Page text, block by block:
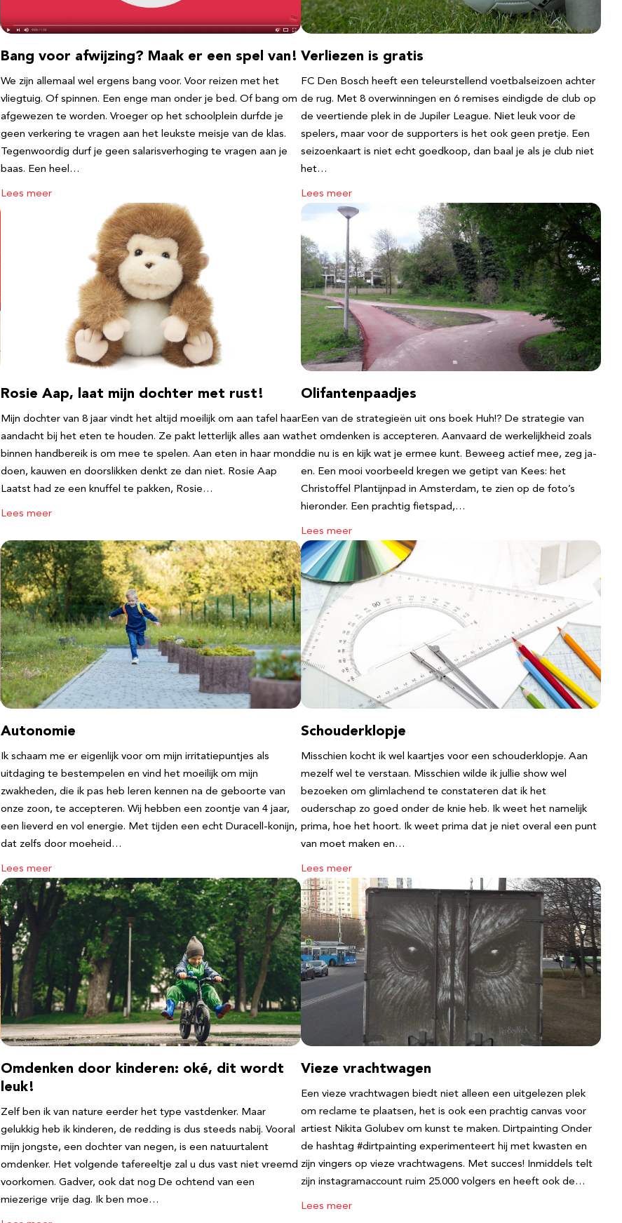
Bang voor afwijzing? Maak er een spel van!
We zijn allemaal wel ergens bang voor. Voor reizen met het
vliegtuig. Of spinnen. Een enge man onder je bed. Of bang om
afgewezen te worden. Vroeger op het schoolplein durfde je
geen verkering te vragen aan het leukste meisje van de klas.
Tegenwoordig durf je geen salarisverhoging te vragen aan je
baas. Een heel…
Lees meer
Verliezen is gratis
FC Den Bosch heeft een teleurstellend voetbalseizoen achter
de rug. Met 8 overwinningen en 6 remises eindigde de club op
de veertiende plek in de Jupiler League. Niet leuk voor de
spelers, maar voor de supporters is het ook geen pretje. Een
seizoenkaart is niet echt goedkoop, dan baal je als je club niet
het…
Lees meer
Rosie Aap, laat mijn dochter met rust!
Mijn dochter van 8 jaar vindt het altijd moeilijk om aan tafel haar
aandacht bij het eten te houden. Ze pakt letterlijk alles aan wat
binnen handbereik is om mee te spelen. Aan eten in haar mond
doen, kauwen en doorslikken denkt ze dan niet. Rosie Aap
Laatst had ze een knuffel te pakken, Rosie…
Lees meer
Olifantenpaadjes
Een van de strategieën uit ons boek Huh!? De strategie van
het omdenken is accepteren. Aanvaard de werkelijkheid zoals
die nu is en kijk wat je ermee kunt. Beweeg actief mee, zeg ja-
en. Een mooi voorbeeld kregen we getipt van Kees: het
Christoffel Plantijnpad in Amsterdam, te zien op de foto’s
hieronder. Een prachtig fietspad,…
Lees meer
Autonomie
Ik schaam me er eigenlijk voor om mijn irritatiepuntjes als
uitdaging te bestempelen en vind het moeilijk om mijn
zwakheden, die ik pas heb leren kennen na de geboorte van
onze zoon, te accepteren. Wij hebben een zoontje van 4 jaar,
een lieverd en vol energie. Met tijden een echt Duracell-konijn,
dat zelfs door moeheid…
Lees meer
Schouderklopje
Misschien kocht ik wel kaartjes voor een schouderklopje. Aan
mezelf wel te verstaan. Misschien wilde ik jullie show wel
bezoeken om glimlachend te constateren dat ik het
ouderschap zo goed onder de knie heb. Ik weet het namelijk
prima, hoe het hoort. Ik weet prima dat je niet overal een punt
van moet maken en…
Lees meer
Omdenken door kinderen: oké, dit wordt
leuk!
Zelf ben ik van nature eerder het type vastdenker. Maar
gelukkig heb ik kinderen, de redding is dus steeds nabij. Vooral
mijn jongste, een dochter van negen, is een natuurtalent
omdenker. Het volgende tafereeltje zal u dus vast niet vreemd
voorkomen. Gadver, ook dat nog De ochtend van een
miezerige vrije dag. Ik ben moe…
Vieze vrachtwagen
Een vieze vrachtwagen biedt niet alleen een uitgelezen plek
om reclame te plaatsen, het is ook een prachtig canvas voor
artiest Nikita Golubev om kunst te maken. Dirtpainting Onder
de hashtag #dirtpainting experimenteert hij met kwasten en
zijn vingers op vieze vrachtwagens. Met succes! Inmiddels telt
zijn instagramaccount ruim 25.000 volgers en heeft ook de…
Lees meer